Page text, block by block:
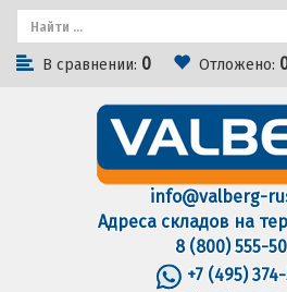
В сравнении: 0 Отложено:
info@valberg-
Адреса складов на
8 (800) 555-
+7 (495)